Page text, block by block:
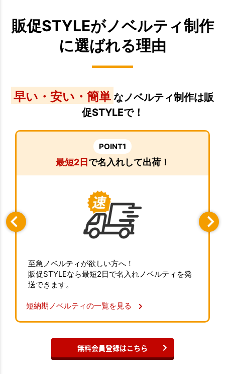
販促STYLEがノベルティ制作
に選ばれる理由
早い・安い・簡単 なノベルティ制作は販
促STYLEで！
POINT1
最短2日で名入れして出荷！
至急ノベルティが欲しい方へ！
販促STYLEなら最短2日で名入れノベルティを発
送できます。
短納期ノベルティの一覧を見る
無料会員登録はこちら